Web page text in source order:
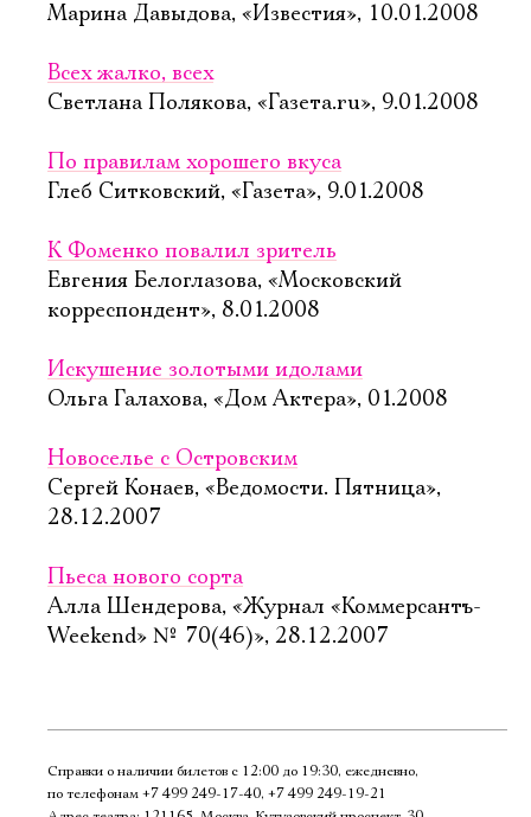
Марина Давыдова, «Известия», 10.01.2008
Всех жалко, всех
Светлана Полякова, «Газета.ru», 9.01.2008
По правилам хорошего вкуса
Глеб Ситковский, «Газета», 9.01.2008
К Фоменко повалил зритель
Евгения Белоглазова, «Московский
корреспондент», 8.01.2008
Искушение золотыми идолами
Ольга Галахова, «Дом Актера», 01.2008
Новоселье с Островским
Сергей Конаев, «Ведомости. Пятница»,
28.12.2007
Пьеса нового сорта
Алла Шендерова, «Журнал «Коммерсантъ-
Weekend» № 70(46)», 28.12.2007
Справки о наличии билетов с 12:00 до 19:30, ежедневно,
по телефонам +7 499 249‑17‑40, +7 499 249‑19‑21